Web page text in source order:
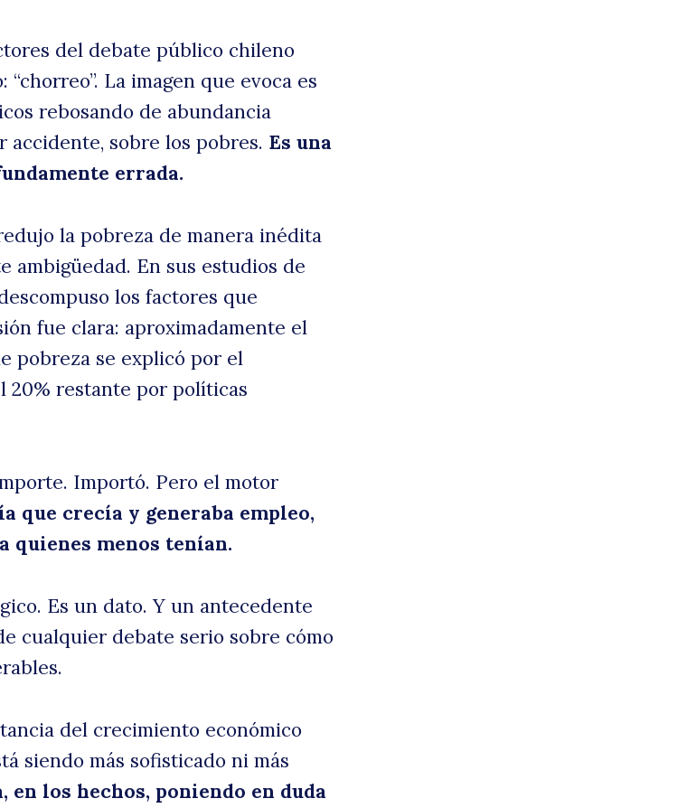
del debate público chileno
La imagen que evoca es
rebosando de abundancia
accidente, sobre los pobres. Es una
errada.
la pobreza de manera inédita
ambigüedad. En sus estudios de
los factores que
fue clara: aproximadamente el
pobreza se explicó por el
20% restante por políticas
Importó. Pero el motor
que crecía y generaba empleo,
quienes menos tenían.
Es un dato. Y un antecedente
cualquier debate serio sobre cómo
del crecimiento económico
siendo más sofisticado ni más
en los hechos, poniendo en duda